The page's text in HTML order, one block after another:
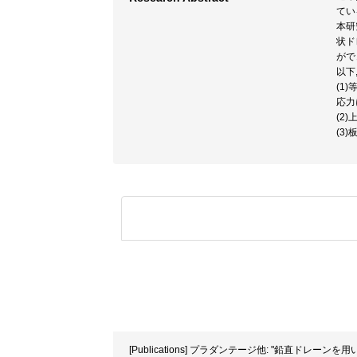
て
本
状
が
以
(1)
応
(2)
(3)
[Publications] プラダンテージ他: "鉛直ドレーンを